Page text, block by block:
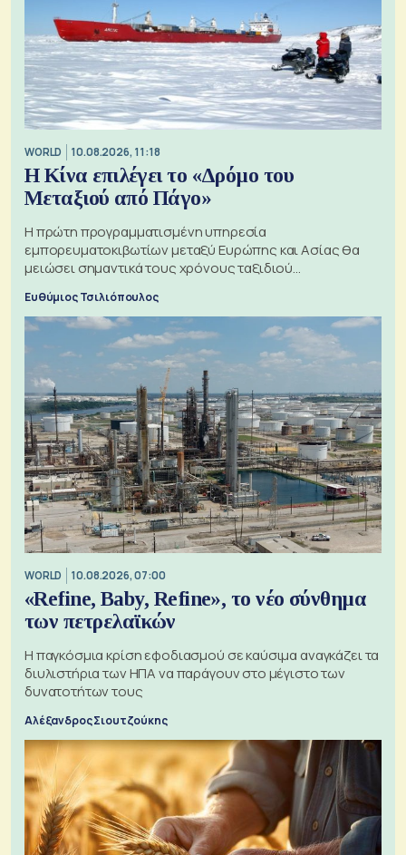
WORLD 10.08.2026, 11:18
Η Κίνα επιλέγει το «Δρόμο του
Μεταξιού από Πάγο»
Η πρώτη προγραμματισμένη υπηρεσία
εμπορευματοκιβωτίων μεταξύ Ευρώπης και Ασίας θα
μειώσει σημαντικά τους χρόνους ταξιδιού
χρησιμοποιώντας την Αρκτική ως πλωτή οδό
Ευθύμιος Τσιλιόπουλος
WORLD 10.08.2026, 07:00
«Refine, Baby, Refine», το νέο σύνθημα
των πετρελαϊκών
Η παγκόσμια κρίση εφοδιασμού σε καύσιμα αναγκάζει τα
διυλιστήρια των ΗΠΑ να παράγουν στο μέγιστο των
δυνατοτήτων τους
Αλέξανδρος Σιουτζούκης